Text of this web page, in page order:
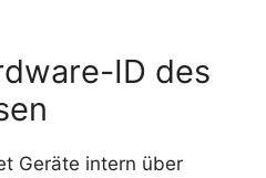
ID des
Geräte intern über